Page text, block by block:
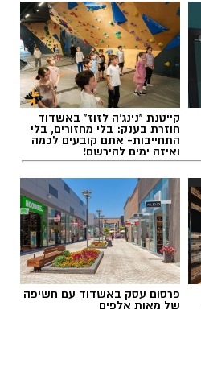
קייטנת "נינג'ה לזוז" באשדוד
חוזרת בענק: בלי מחזורים, בלי
התחייבות- אתם קובעים לכמה
ואיזה ימים להירשם!
פרסום עסק באשדוד עם חשיפה
של מאות אלפים